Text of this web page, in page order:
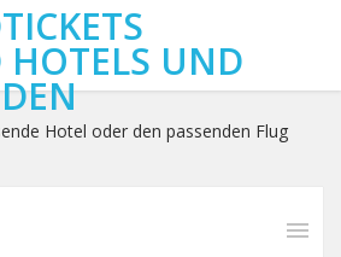
UND
Hotel oder den passenden Flug